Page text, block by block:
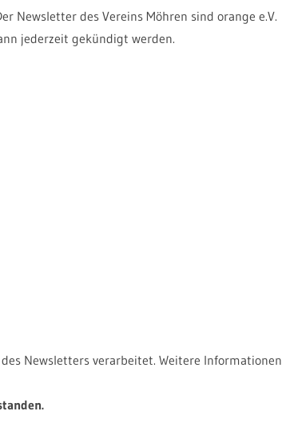
Newsletter des Vereins Möhren sind orange e.V.
jederzeit gekündigt werden.
Newsletters verarbeitet. Weitere Informationen